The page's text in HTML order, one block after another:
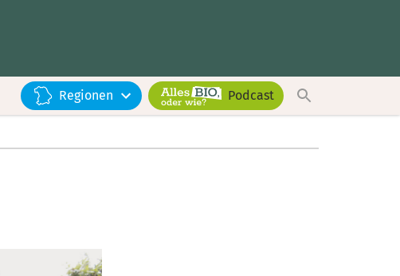
Regionen Podcast